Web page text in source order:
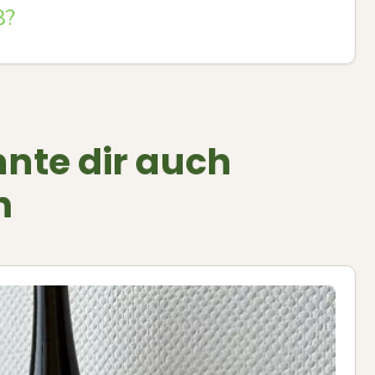
dir auch